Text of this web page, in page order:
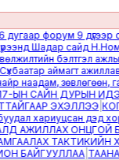
форум 9 дүгээр
Шадар сайд
бэлтгэл
аймагт ажиллав|
наадам, зөвлөгөөн,
ЫН САЙН ДУРЫН
ЭХЭЛЛЭЭ|
хариуцсан дэд
АЖИЛЛАХ ОНЦГОЙ
ТАКТИКИЙН
БАЙГУУЛЛАА|